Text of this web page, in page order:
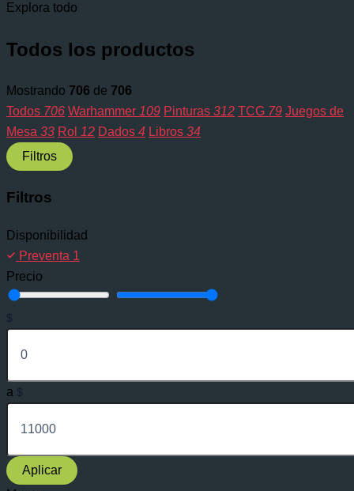
Explora todo
Todos los productos
Mostrando 706 de 706
Todos 706 Warhammer 109 Pinturas 312 TCG 79 Juegos de
Mesa 33 Rol 12 Dados 4 Libros 34
Filtros
Filtros
Disponibilidad
Preventa 1
Precio
$
a $
Aplicar